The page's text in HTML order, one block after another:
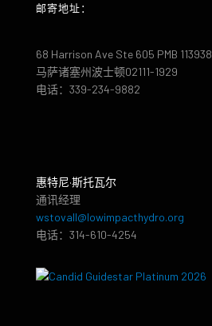
邮寄地址：
68 Harrison Ave Ste 605 PMB 113938
马萨诸塞州波士顿02111-1929
电话：339-234-9882
惠特尼·斯托瓦尔
通讯经理
wstovall@lowimpacthydro.org
电话：314-610-4254